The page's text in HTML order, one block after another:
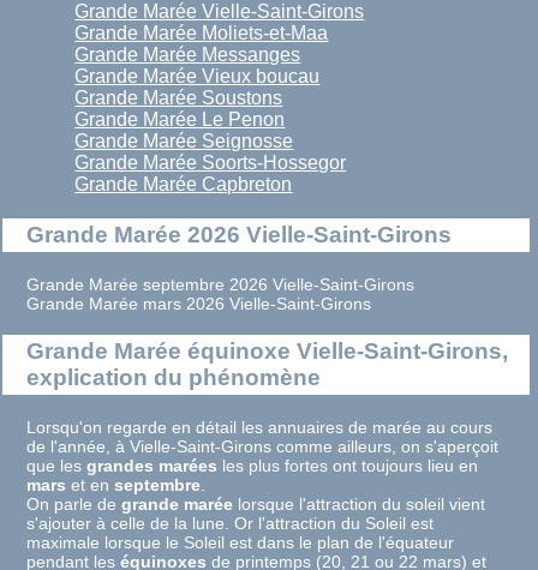
Grande Marée Vielle-Saint-Girons
Grande Marée Moliets-et-Maa
Grande Marée Messanges
Grande Marée Vieux boucau
Grande Marée Soustons
Grande Marée Le Penon
Grande Marée Seignosse
Grande Marée Soorts-Hossegor
Grande Marée Capbreton
Grande Marée 2026 Vielle-Saint-Girons
Grande Marée septembre 2026 Vielle-Saint-Girons
Grande Marée mars 2026 Vielle-Saint-Girons
Grande Marée équinoxe Vielle-Saint-Girons,
explication du phénomène
Lorsqu'on regarde en détail les annuaires de marée au cours
de l'année, à Vielle-Saint-Girons comme ailleurs, on s'aperçoit
que lesgrandes marées les plus fortes ont toujours lieu en
mars et enseptembre
On parle degrande marée lorsque l'attraction du soleil vient
s'ajouter à celle de la lune. Or l'attraction du Soleil est
maximale lorsque le Soleil est dans le plan de l'équateur
pendant leséquinoxes de printemps (20, 21 ou 22 mars) et